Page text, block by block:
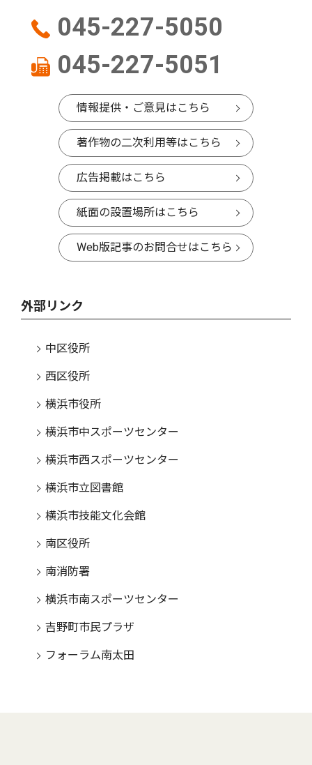
045-227-5050
045-227-5051
情報提供・ご意見はこちら
著作物の二次利用等はこちら
広告掲載はこちら
紙面の設置場所はこちら
Web版記事のお問合せはこちら
外部リンク
中区役所
西区役所
横浜市役所
横浜市中スポーツセンター
横浜市西スポーツセンター
横浜市立図書館
横浜市技能文化会館
南区役所
南消防署
横浜市南スポーツセンター
吉野町市民プラザ
フォーラム南太田